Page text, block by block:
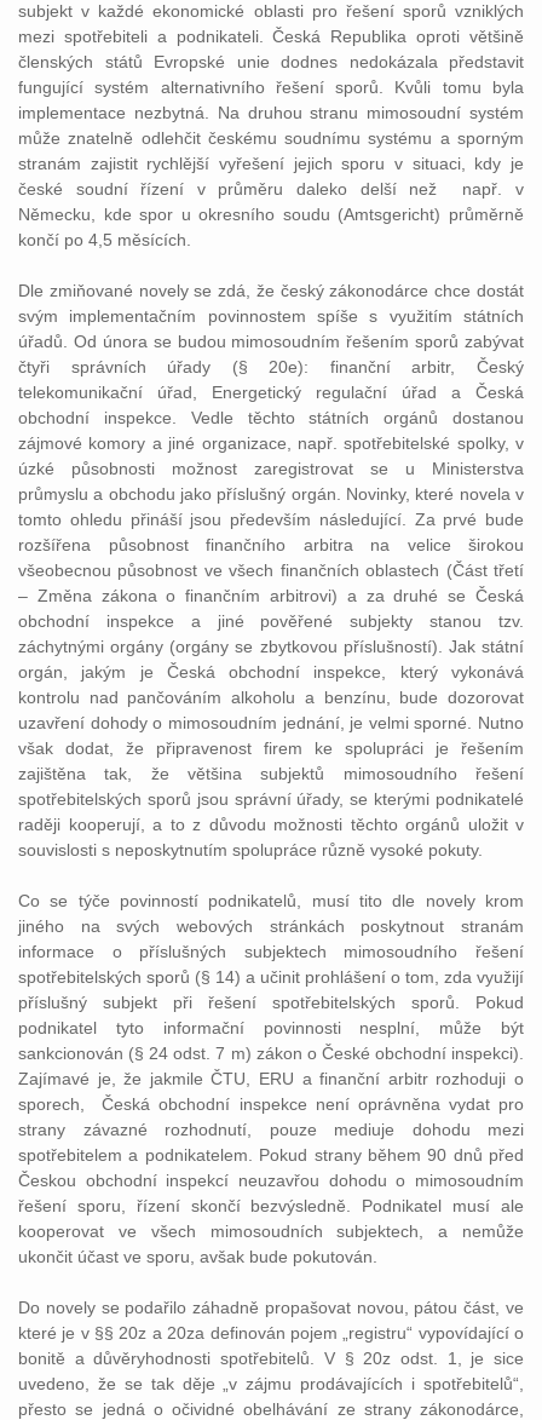
subjekt v každé ekonomické oblasti pro řešení sporů vzniklých
mezi spotřebiteli a podnikateli. Česká Republika oproti většině
členských států Evropské unie dodnes nedokázala představit
fungující systém alternativního řešení sporů. Kvůli tomu byla
implementace nezbytná. Na druhou stranu mimosoudní systém
může znatelně odlehčit českému soudnímu systému a sporným
stranám zajistit rychlější vyřešení jejich sporu v situaci, kdy je
české soudní řízení v průměru daleko delší než např. v
Německu, kde spor u okresního soudu (Amtsgericht) průměrně
končí po 4,5 měsících.
Dle zmiňované novely se zdá, že český zákonodárce chce dostát
svým implementačním povinnostem spíše s využitím státních
úřadů. Od února se budou mimosoudním řešením sporů zabývat
čtyři správních úřady (§ 20e): finanční arbitr, Český
telekomunikační úřad, Energetický regulační úřad a Česká
obchodní inspekce. Vedle těchto státních orgánů dostanou
zájmové komory a jiné organizace, např. spotřebitelské spolky, v
úzké působnosti možnost zaregistrovat se u Ministerstva
průmyslu a obchodu jako příslušný orgán. Novinky, které novela v
tomto ohledu přináší jsou především následující. Za prvé bude
rozšířena působnost finančního arbitra na velice širokou
všeobecnou působnost ve všech finančních oblastech (Část třetí
– Změna zákona o finančním arbitrovi) a za druhé se Česká
obchodní inspekce a jiné pověřené subjekty stanou tzv.
záchytnými orgány (orgány se zbytkovou příslušností). Jak státní
orgán, jakým je Česká obchodní inspekce, který vykonává
kontrolu nad pančováním alkoholu a benzínu, bude dozorovat
uzavření dohody o mimosoudním jednání, je velmi sporné. Nutno
však dodat, že připravenost firem ke spolupráci je řešením
zajištěna tak, že většina subjektů mimosoudního řešení
spotřebitelských sporů jsou správní úřady, se kterými podnikatelé
raději kooperují, a to z důvodu možnosti těchto orgánů uložit v
souvislosti s neposkytnutím spolupráce různě vysoké pokuty.
Co se týče povinností podnikatelů, musí tito dle novely krom
jiného na svých webových stránkách poskytnout stranám
informace o příslušných subjektech mimosoudního řešení
spotřebitelských sporů (§ 14) a učinit prohlášení o tom, zda využijí
příslušný subjekt při řešení spotřebitelských sporů. Pokud
podnikatel tyto informační povinnosti nesplní, může být
sankcionován (§ 24 odst. 7 m) zákon o České obchodní inspekci).
Zajímavé je, že jakmile ČTU, ERU a finanční arbitr rozhoduji o
sporech, Česká obchodní inspekce není oprávněna vydat pro
strany závazné rozhodnutí, pouze mediuje dohodu mezi
spotřebitelem a podnikatelem. Pokud strany během 90 dnů před
Českou obchodní inspekcí neuzavřou dohodu o mimosoudním
řešení sporu, řízení skončí bezvýsledně. Podnikatel musí ale
kooperovat ve všech mimosoudních subjektech, a nemůže
ukončit účast ve sporu, avšak bude pokutován.
Do novely se podařilo záhadně propašovat novou, pátou část, ve
které je v §§ 20z a 20za definován pojem „registru“ vypovídající o
bonitě a důvěryhodnosti spotřebitelů. V § 20z odst. 1, je sice
uvedeno, že se tak děje „v zájmu prodávajících i spotřebitelů“,
přesto se jedná o očividné obelhávání ze strany zákonodárce,